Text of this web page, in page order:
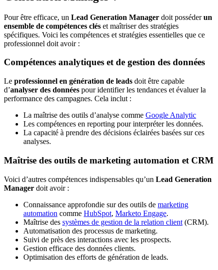
Pour être efficace, un Lead Generation Manager doit posséderun
ensemble de compétences clés et maîtriser des stratégies
spécifiques. Voici les compétences et stratégies essentielles que ce
professionnel doit avoir :
Compétences analytiques et de gestion des données
Le professionnel en génération de leads doit être capable
d’analyser des données pour identifier les tendances et évaluer la
performance des campagnes. Cela inclut :
La maîtrise des outils d’analyse comme Google Analytic
Les compétences en reporting pour interpréter les données.
La capacité à prendre des décisions éclairées basées sur ces
analyses.
Maîtrise des outils de marketing automation et CRM
Voici d’autres compétences indispensables qu’un Lead Generation
Manager doit avoir :
Connaissance approfondie sur des outils de marketing
automation comme HubSpot, Marketo Engage.
Maîtrise des systèmes de gestion de la relation client (CRM).
Automatisation des processus de marketing.
Suivi de près des interactions avec les prospects.
Gestion efficace des données clients.
Optimisation des efforts de génération de leads.